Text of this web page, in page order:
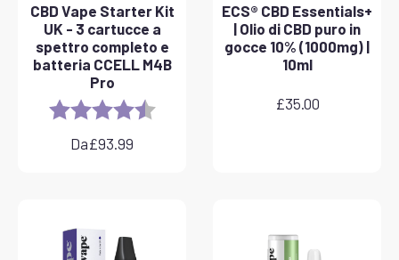
CBD Vape Starter Kit
UK - 3 cartucce a
spettro completo e
batteria CCELL M4B
Pro
Rating: 4.8 out of 5 stars
Da£93.99
ECS® CBD Essentials+
| Olio di CBD puro in
gocce 10% (1000mg) |
10ml
£35.00